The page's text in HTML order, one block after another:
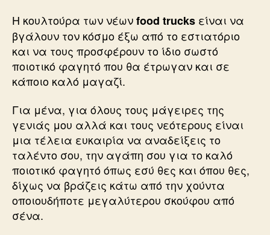
Η κουλτούρα των νέωνfood trucks είναι να
βγάλουν τον κόσμο έξω από το εστιατόριο
και να τους προσφέρουν το ίδιο σωστό
ποιοτικό φαγητό που θα έτρωγαν και σε
κάποιο καλό μαγαζί.
Για μένα, για όλους τους μάγειρες της
γενιάς μου αλλά και τους νεότερους είναι
μια τέλεια ευκαιρία να αναδείξεις το
ταλέντο σου, την αγάπη σου για το καλό
ποιοτικό φαγητό όπως εσύ θες και όπου θες,
δίχως να βράζεις κάτω από την χούντα
οποιουδήποτε μεγαλύτερου σκούφου από
σένα.